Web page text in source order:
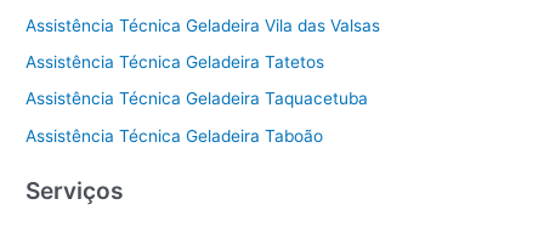
Assistência Técnica Geladeira Vila das Valsas
Assistência Técnica Geladeira Tatetos
Assistência Técnica Geladeira Taquacetuba
Assistência Técnica Geladeira Taboão
Serviços